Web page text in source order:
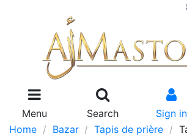
Menu Search Sign in
Home
Bazar Tapis de prière